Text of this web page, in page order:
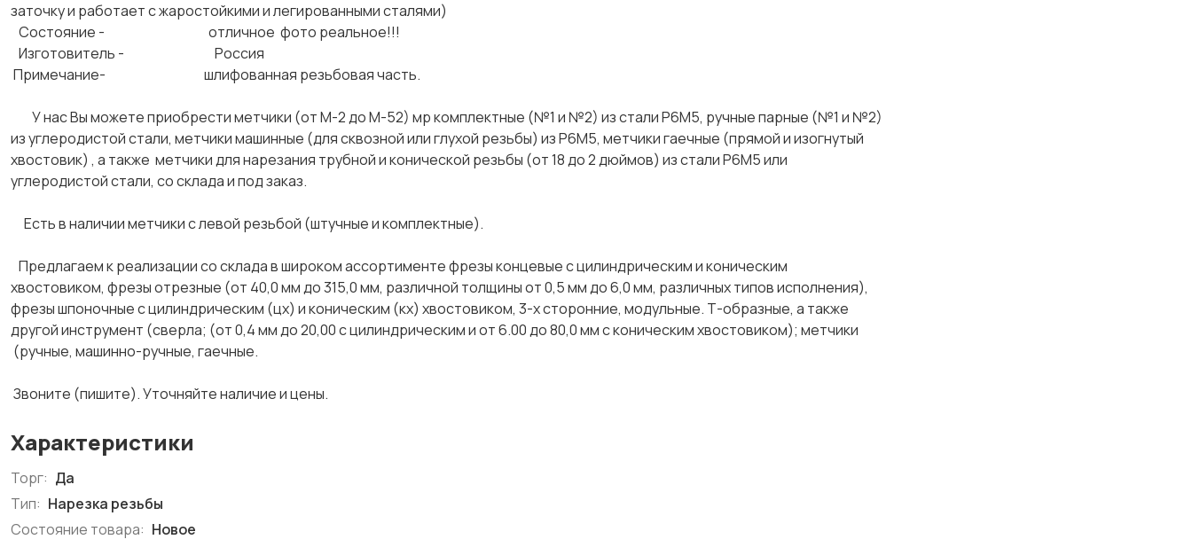
заточку и работает с жаростойкими и легированными сталями)
Состояние - отличное фото реальное!!!
Изготовитель - Россия
Примечание- шлифованная резьбовая часть.
У нас Вы можете приобрести метчики (от М-2 до М-52) мр комплектные (№1 и №2) из стали Р6М5, ручные парные (№1 и №2)
из углеродистой стали, метчики машинные (для сквозной или глухой резьбы) из Р6М5, метчики гаечные (прямой и изогнутый
хвостовик) , а также метчики для нарезания трубной и конической резьбы (от 18 до 2 дюймов) из стали Р6М5 или
углеродистой стали, со склада и под заказ.
Есть в наличии метчики с левой резьбой (штучные и комплектные).
Предлагаем к реализации со склада в широком ассортименте фрезы концевые с цилиндрическим и коническим
хвостовиком, фрезы отрезные (от 40,0 мм до 315,0 мм, различной толщины от 0,5 мм до 6,0 мм, различных типов исполнения),
фрезы шпоночные с цилиндрическим (цх) и коническим (кх) хвостовиком, 3-х сторонние, модульные. Т-образные, а также
другой инструмент (сверла; (от 0,4 мм до 20,00 с цилиндрическим и от 6.00 до 80,0 мм с коническим хвостовиком); метчики
(ручные, машинно-ручные, гаечные.
Звоните (пишите). Уточняйте наличие и цены.
Характеристики
Торг: Да
Тип: Нарезка резьбы
Состояние товара: Новое